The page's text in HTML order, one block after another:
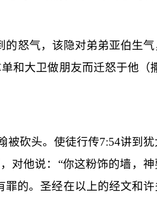
的怒气，该隐对弟弟亚伯生
和大卫做朋友而迁怒于他（
被砍头。使徒行传7:54讲到
对他说：“你这粉饰的墙，
的。圣经在以上的经文和